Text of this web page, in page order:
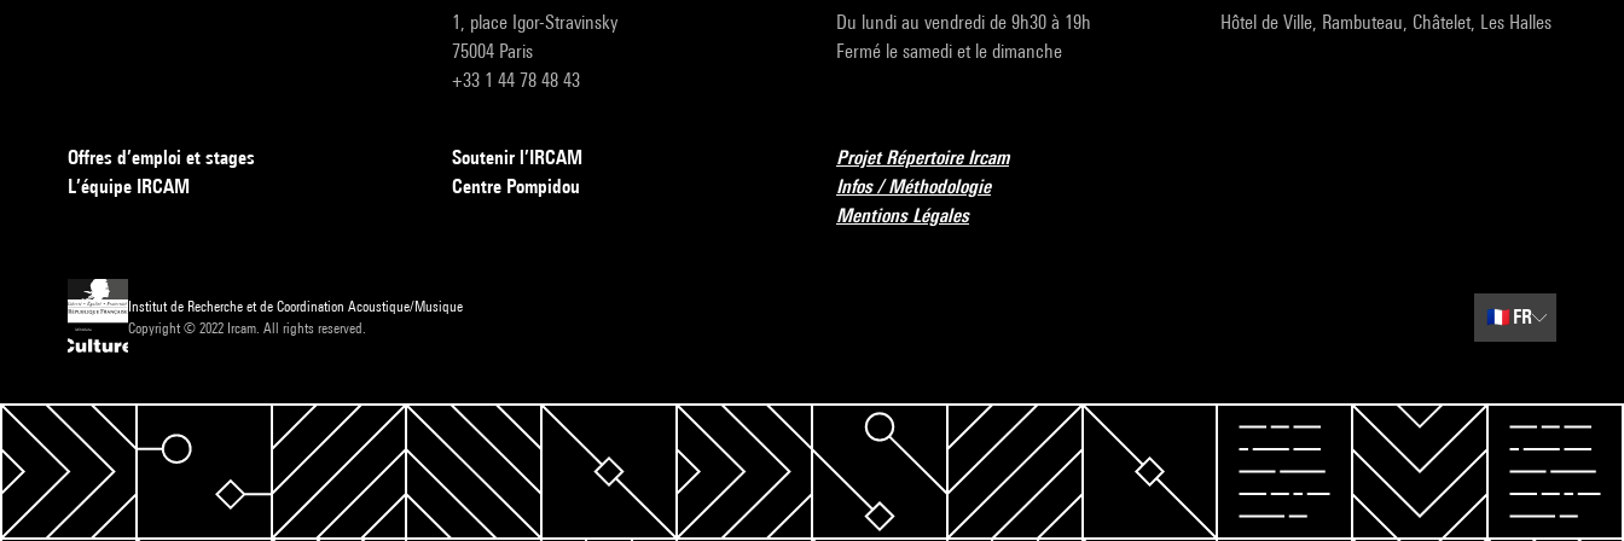
1, place Igor-Stravinsky
75004 Paris
+33 1 44 78 48 43
Du lundi au vendredi de 9h30 à 19h
Fermé le samedi et le dimanche
Hôtel de Ville, Rambuteau, Châtelet, Les Halles
Offres d’emploi et stages
L’équipe IRCAM
Soutenir l’IRCAM
Centre Pompidou
Projet Répertoire Ircam
Infos / Méthodologie
Mentions Légales
Institut de Recherche et de Coordination Acoustique/Musique
Copyright © 2022 Ircam. All rights reserved.
🇫🇷 FR